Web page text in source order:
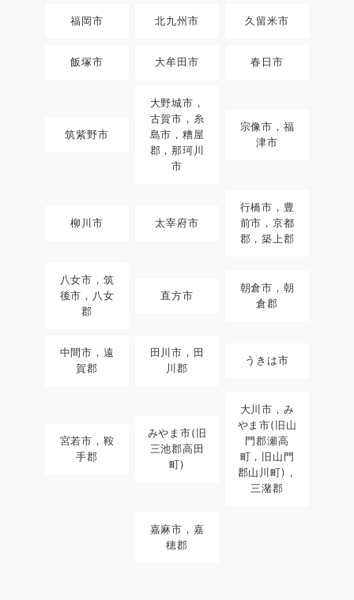
福岡市 北九州市 久留米市
飯塚市 大牟田市 春日市
筑紫野市
大野城市，
古賀市，糸
島市，糟屋
郡，那珂川
市
宗像市，福
津市
柳川市 太宰府市
行橋市，豊
前市，京都
郡，築上郡
八女市，筑
後市，八女
郡
直方市
朝倉市，朝
倉郡
中間市，遠
賀郡
田川市，田
川郡
うきは市
宮若市，鞍
手郡
みやま市(旧
三池郡高田
町)
大川市，み
やま市(旧山
門郡瀬高
町，旧山門
郡山川町)，
三潴郡
嘉麻市，嘉
穂郡